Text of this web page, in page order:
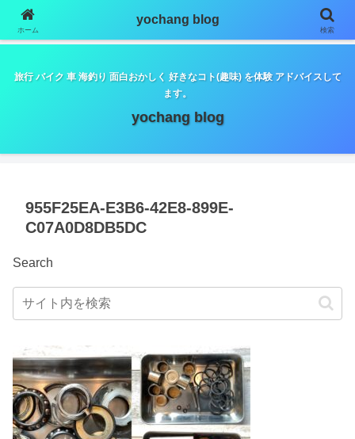
google.com, pub-5798179889932653, DIRECT,
f08c47fec0942fa0
旅行 バイク 車 海釣り 面白おかしく 好きなコト(趣味) を体験 アドバイスして
ます。
yochang blog
955F25EA-E3B6-42E8-899E-
C07A0D8DB5DC
Search
ホーム
yochang blog
検索